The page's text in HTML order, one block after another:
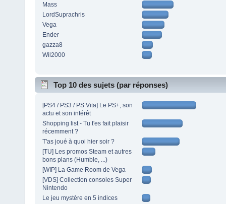
Mass
LordSuprachris
Vega
Ender
gazza8
Wil2000
Top 10 des sujets (par réponses)
[PS4 / PS3 / PS Vita] Le PS+, son
actu et son intérêt
Shopping list - Tu t'es fait plaisir
récemment ?
T'as joué à quoi hier soir ?
[TU] Les promos Steam et autres
bons plans (Humble, ...)
[WIP] La Game Room de Vega
[VDS] Collection consoles Super
Nintendo
Le jeu mystère en 5 indices